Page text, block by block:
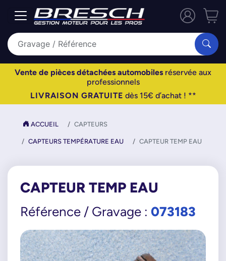
Vente de pièces détachées automobiles réservée aux
professionnels
LIVRAISON GRATUITE dès 15€ d’achat ! **
ACCUEIL CAPTEURS
CAPTEURS TEMPÉRATURE EAU CAPTEUR TEMP EAU
CAPTEUR TEMP EAU
Référence / Gravage : 073183